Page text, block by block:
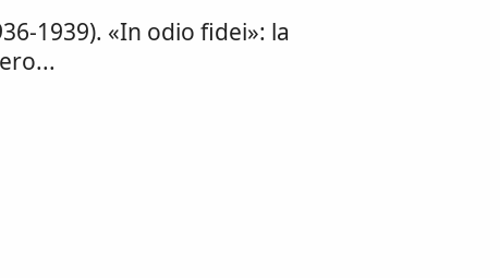
1939). «In odio fidei»: la